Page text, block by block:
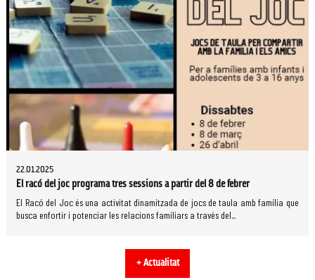
22.01.2025
El racó del joc programa tres sessions a partir del 8 de febrer
El Racó del Joc és una activitat dinamitzada de jocs de taula amb família que
busca enfortir i potenciar les relacions familiars a través del...
+ Actualitat